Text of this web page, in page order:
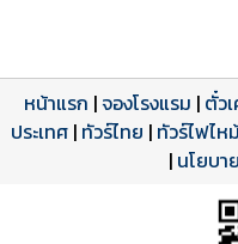
โปรแกรมทัวร์
ด
รีวิวลูกค้าจริง
รีวิวจาก eTravelWay
ใบอนุญาตนำเที่ยว
เลขที่ 11/11450
หน้าแรก |จองโรงแรม | ตั๋ว
ประเทศ | ทัวร์ไทย | ทัวร์ไฟไห
| นโยบา